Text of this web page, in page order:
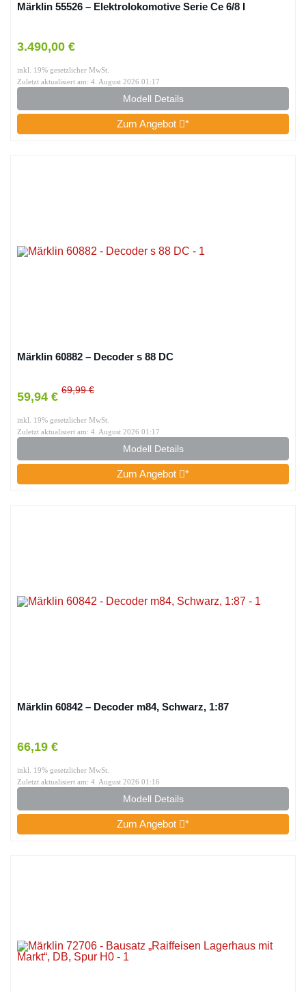
Märklin 55526 – Elektrolokomotive Serie Ce 6/8 I
3.490,00 €
inkl. 19% gesetzlicher MwSt.
Zuletzt aktualisiert am: 4. August 2026 01:17
Modell Details
Zum Angebot *
Märklin 60882 – Decoder s 88 DC
59,94 € 69,99 €
inkl. 19% gesetzlicher MwSt.
Zuletzt aktualisiert am: 4. August 2026 01:17
Modell Details
Zum Angebot *
Märklin 60842 – Decoder m84, Schwarz, 1:87
66,19 €
inkl. 19% gesetzlicher MwSt.
Zuletzt aktualisiert am: 4. August 2026 01:16
Modell Details
Zum Angebot *